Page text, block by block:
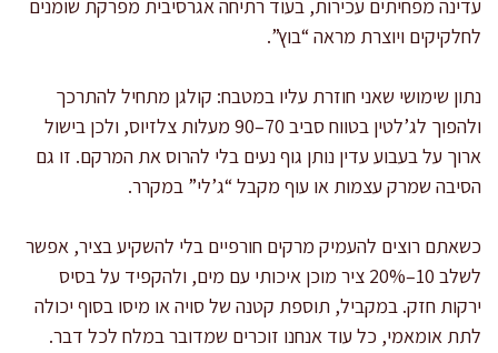
עדינה מפחיתים עכירות, בעוד רתיחה אגרסיבית מפרקת שומנים
לחלקיקים ויוצרת מראה “בוץ”.
נתון שימושי שאני חוזרת עליו במטבח: קולגן מתחיל להתרכך
ולהפוך לג’לטין בטווח סביב 70–90 מעלות צלזיוס, ולכן בישול
ארוך על בעבוע עדין נותן גוף נעים בלי להרוס את המרקם. זו גם
הסיבה שמרק עצמות או עוף מקבל “ג’לי” במקרר.
כשאתם רוצים להעמיק מרקים חורפיים בלי להשקיע בציר, אפשר
לשלב 10–20% ציר מוכן איכותי עם מים, ולהקפיד על בסיס
ירקות חזק. במקביל, תוספת קטנה של סויה או מיסו בסוף יכולה
לתת אומאמי, כל עוד אנחנו זוכרים שמדובר במלח לכל דבר.